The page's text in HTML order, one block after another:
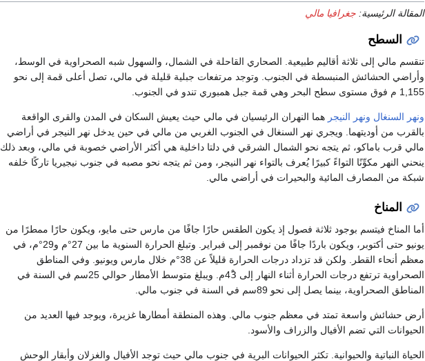
المقالة الرئيسية: جغرافيا مالي
السطح
تنقسم مالي إلى ثلاثة أقاليم طبيعية. الصحاري القاحلة في الشمال، والسهول شبه الصحراوية في الوسط،
وأراضي الحشائش المنبسطة في الجنوب. وتوجد مرتفعات جبلية قليلة في مالي، تصل أعلى قمة إلى نحو
1,155 م فوق مستوى سطح البحر وهي قمة جبل همبوري تندو في الجنوب.
ونهر السنغال ونهر النيجر هما النهران الرئيسيان في مالي حيث يعيش السكان في المدن والقرى الواقعة
بالقرب من أوديتهما. ويجري نهر السنغال في الجنوب الغربي من مالي في حين يدخل نهر النيجر في أراضي
مالي قرب باماكو، ثم يتجه نحو الشمال الشرقي في دلتا داخلية هي أكثر الأراضي خصوبة في مالي، وبعد ذلك
ينحني النهر مكوِّنًا التواءً كبيرًا يُعرف بالتواء نهر النيجر، ومن ثم يتجه نحو مصبه في جنوب نيجيريا تاركًا خلفه
شبكة من المصارف المائية والبحيرات في أراضي مالي.
المناخ
أما المناخ فيتسم بوجود ثلاثة فصول إذ يكون الطقس حارًا جافًا من مارس حتى مايو، ويكون حارًا ممطرًا من
يونيو حتى أكتوبر، ويكون باردًا جافًا من نوفمبر إلى فبراير. وتبلغ الحرارة السنوية ما بين 27°م و29°م، في
معظم أنحاء القطر. ولكن قد تزداد درجات الحرارة قليلاً عن 38°م خلال مارس ويونيو. وفي المناطق
الصحراوية ترتفع درجات الحرارة أثناء النهار إلى 43ْم. ويبلغ متوسط الأمطار حوالي 25سم في السنة في
المناطق الصحراوية، بينما يصل إلى نحو 89سم في السنة في جنوب مالي.
أرض حشائش واسعة تمتد في معظم جنوب مالي. وهذه المنطقة أمطارها غزيرة، ويوجد فيها العديد من
الحيوانات التي تضم الأفيال والزراف والأسود.
الحياة النباتية والحيوانية. تكثر الحيوانات البرية في جنوب مالي حيث توجد الأفيال والغزلان وأبقار الوحش